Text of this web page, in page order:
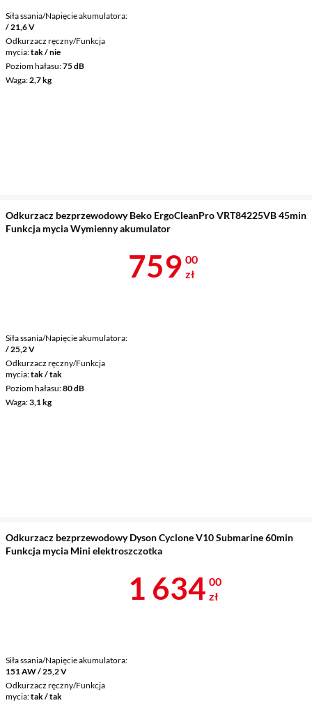
Siła ssania/Napięcie akumulatora
/ 21,6 V
Odkurzacz ręczny/Funkcja
mycia tak / nie
Poziom hałasu 75 dB
Waga 2,7 kg
Odkurzacz bezprzewodowy Beko ErgoCleanPro VRT84225VB 45min
Funkcja mycia Wymienny akumulator
Siła ssania/Napięcie akumulatora
/ 25,2 V
Odkurzacz ręczny/Funkcja
mycia tak / tak
Poziom hałasu 80 dB
Waga 3,1 kg
Cena 759 zł
759 00
zł
Odkurzacz bezprzewodowy Dyson Cyclone V10 Submarine 60min
Funkcja mycia Mini elektroszczotka
Siła ssania/Napięcie akumulatora
151 AW / 25,2 V
Odkurzacz ręczny/Funkcja
mycia tak / tak
Cena 1 634 zł
1 634 00
zł